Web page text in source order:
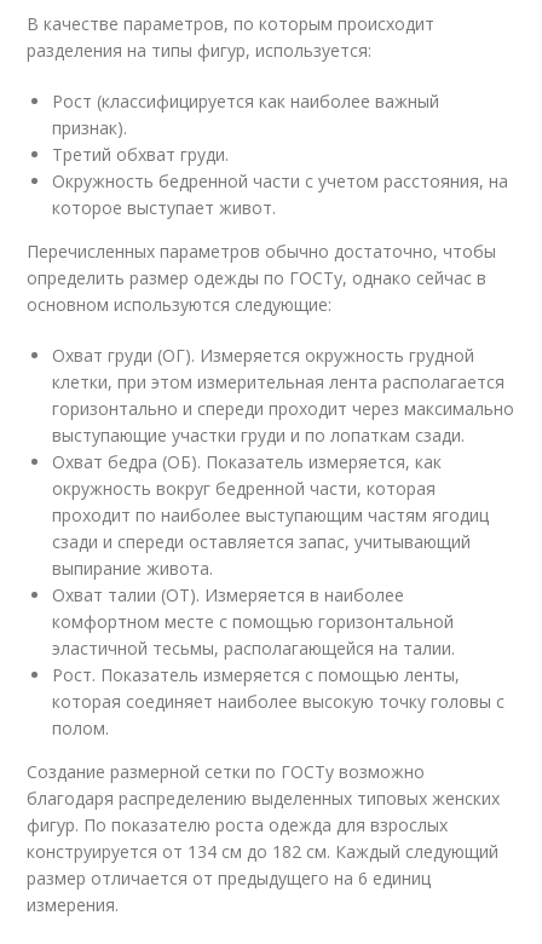
В качестве параметров, по которым происходит
разделения на типы фигур, используется:
Рост (классифицируется как наиболее важный
признак).
Третий обхват груди.
Окружность бедренной части с учетом расстояния, на
которое выступает живот.
Перечисленных параметров обычно достаточно, чтобы
определить размер одежды по ГОСТу, однако сейчас в
основном используются следующие:
Охват груди (ОГ). Измеряется окружность грудной
клетки, при этом измерительная лента располагается
горизонтально и спереди проходит через максимально
выступающие участки груди и по лопаткам сзади.
Охват бедра (ОБ). Показатель измеряется, как
окружность вокруг бедренной части, которая
проходит по наиболее выступающим частям ягодиц
сзади и спереди оставляется запас, учитывающий
выпирание живота.
Охват талии (ОТ). Измеряется в наиболее
комфортном месте с помощью горизонтальной
эластичной тесьмы, располагающейся на талии.
Рост. Показатель измеряется с помощью ленты,
которая соединяет наиболее высокую точку головы с
полом.
Создание размерной сетки по ГОСТу возможно
благодаря распределению выделенных типовых женских
фигур. По показателю роста одежда для взрослых
конструируется от 134 см до 182 см. Каждый следующий
размер отличается от предыдущего на 6 единиц
измерения.